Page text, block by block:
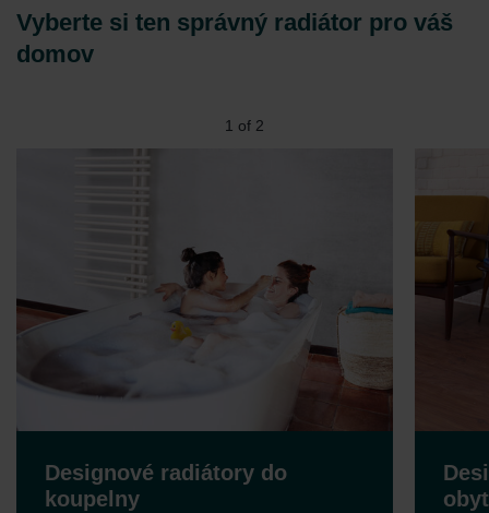
Vyberte si ten správný radiátor pro váš
domov
2 of 2
radiátory do
Designové
obytné prostory